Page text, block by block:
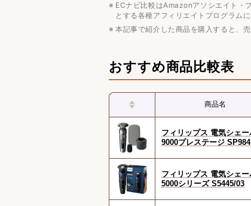
ECナビ比較はAmazonアソシエイト・
とする各種アフィリエイトプログラムに
本記事で紹介した商品を購入すると、
おすすめ商品比較表
商品名
フィリップス 電気シェー
9000プレステージ
フィリップス 電気シェー
5000シリーズ S5445/03